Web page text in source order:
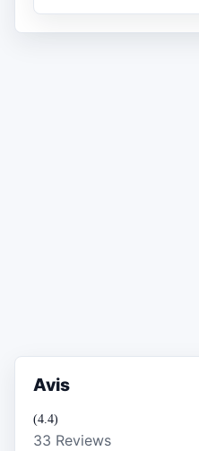
Avis
(4.4)
33 Reviews